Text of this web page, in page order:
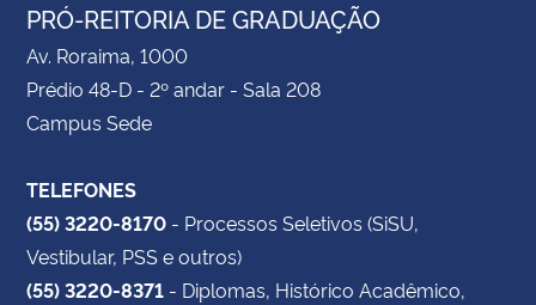
PRÓ-REITORIA DE GRADUAÇÃO
Av. Roraima, 1000
Prédio 48-D - 2º andar - Sala 208
Campus Sede
TELEFONES
(55) 3220-8170 - Processos Seletivos (SiSU,
Vestibular, PSS e outros)
(55) 3220-8371 - Diplomas, Histórico Acadêmico,